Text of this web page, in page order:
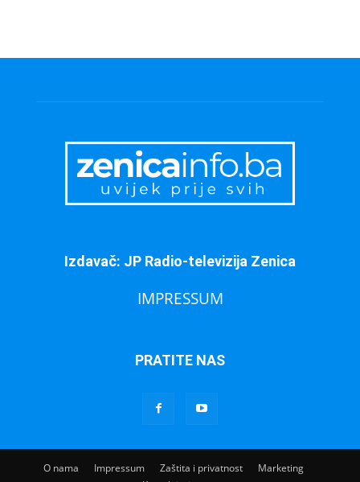
Izdavač: JP Radio-televizija Zenica
IMPRESSUM
PRATITE NAS
O nama Impressum Zaštita i privatnost
Marketing